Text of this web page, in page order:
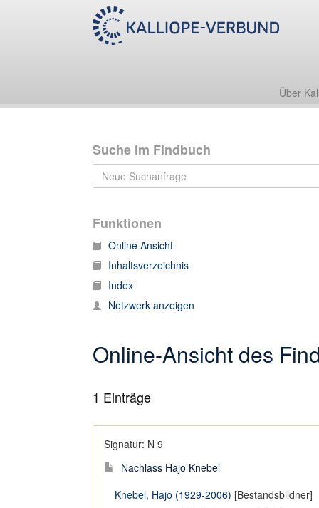
Über
Suche im Findbuch
Funktionen
Online Ansicht
Inhaltsverzeichnis
Index
Netzwerk anzeigen
Online-Ansicht des
1 Einträge
Signatur: N 9
Nachlass Hajo Knebel
Knebel, Hajo (1929-2006) [Bestandsbildner]